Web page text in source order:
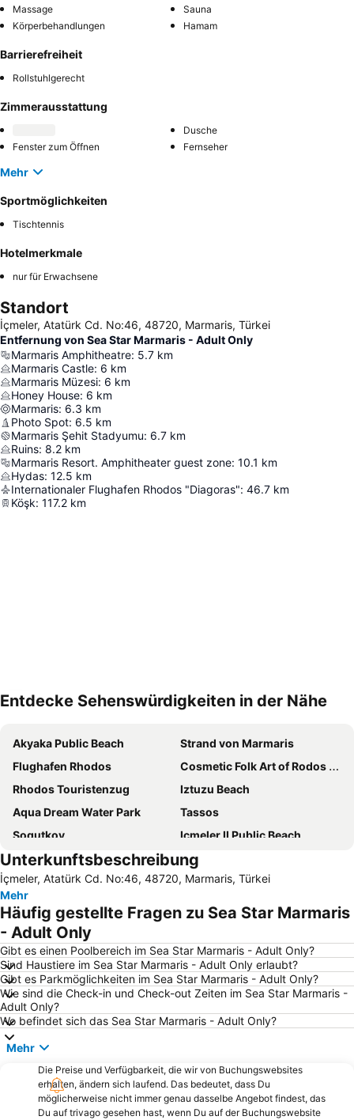
Massage
Sauna
Körperbehandlungen
Hamam
Barrierefreiheit
Rollstuhlgerecht
Zimmerausstattung
Dusche
Fenster zum Öffnen
Fernseher
Mehr
Sportmöglichkeiten
Tischtennis
Hotelmerkmale
nur für Erwachsene
Standort
İçmeler, Atatürk Cd. No:46, 48720, Marmaris, Türkei
Entfernung von Sea Star Marmaris - Adult Only
Marmaris Amphitheatre: 5.7 km
Marmaris Castle: 6 km
Marmaris Müzesi: 6 km
Honey House: 6 km
Marmaris: 6.3 km
Photo Spot: 6.5 km
Marmaris Şehit Stadyumu: 6.7 km
Ruins: 8.2 km
Marmaris Resort. Amphitheater guest zone: 10.1 km
Hydas: 12.5 km
Internationaler Flughafen Rhodos "Diagoras": 46.7 km
Köşk: 117.2 km
Entdecke Sehenswürdigkeiten in der Nähe
Akyaka Public Beach
Strand von Marmaris
Flughafen Rhodos
Cosmetic Folk Art of Rodos Museum
Rhodos Touristenzug
Iztuzu Beach
Aqua Dream Water Park
Tassos
Sogutkoy
Icmeler II Public Beach
Icmeler
Elli beach
Marmaris Hafen
Kallithea terme
Köyceğiz-See
Marmaris Yacht Marina
Symi
Palace of the Grandmaster
Akyaka Tren Gari
Ixia
Turunc Public Beach
Club Mistral Marti Marina Beach
Zefyros
Sultaniye Thermal bath
Old Town Gates
Cokertme
Μedieval city of Rhodes
Atlantis Waterpark
Taslik Public Beach
Faliraki Wasserpark
Kizilbuk
Castellum
Unterkunftsbeschreibung
İçmeler, Atatürk Cd. No:46, 48720, Marmaris, Türkei
Mehr
Häufig gestellte Fragen zu Sea Star Marmaris
- Adult Only
Gibt es einen Poolbereich im Sea Star Marmaris - Adult Only?
Sind Haustiere im Sea Star Marmaris - Adult Only erlaubt?
Gibt es Parkmöglichkeiten im Sea Star Marmaris - Adult Only?
Wie sind die Check-in und Check-out Zeiten im Sea Star Marmaris -
Adult Only?
Wo befindet sich das Sea Star Marmaris - Adult Only?
Mehr
Die Preise und Verfügbarkeit, die wir von Buchungswebsites
erhalten, ändern sich laufend. Das bedeutet, dass Du
möglicherweise nicht immer genau dasselbe Angebot findest, das
Du auf trivago gesehen hast, wenn Du auf der Buchungswebsite